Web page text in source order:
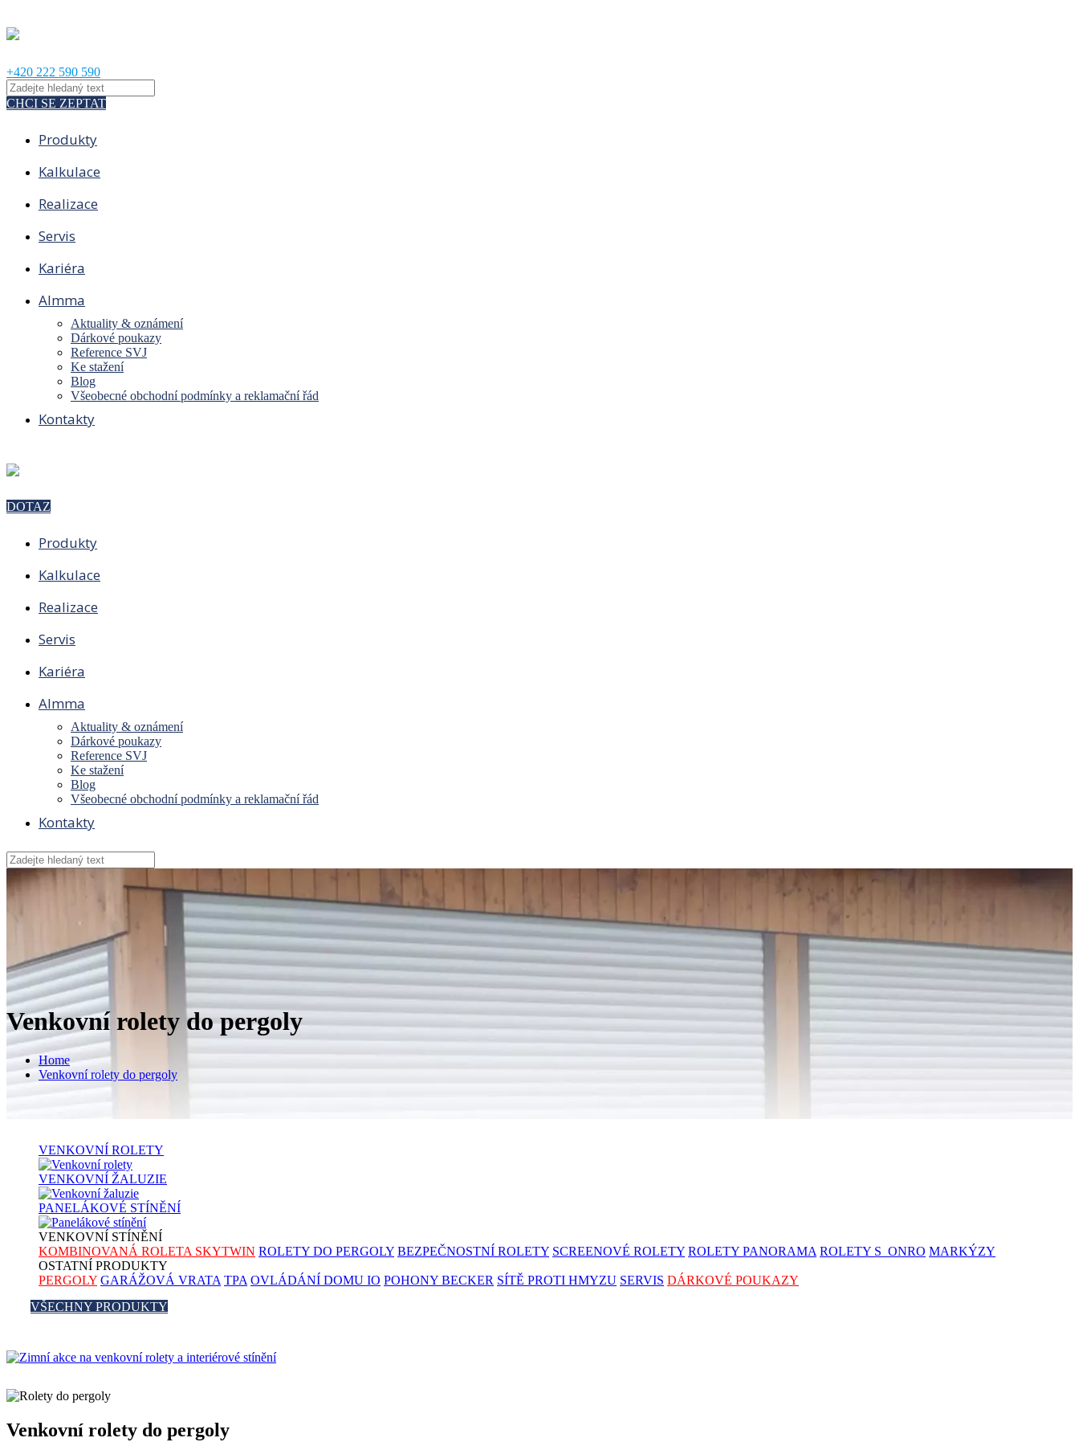
+420 222 590 590
CHCI SE ZEPTAT
Produkty
Kalkulace
Realizace
Servis
Kariéra
Almma
Aktuality & oznámení
Dárkové poukazy
Reference SVJ
Ke stažení
Blog
Všeobecné obchodní podmínky a reklamační řád
Kontakty
DOTAZ
Produkty
Kalkulace
Realizace
Servis
Kariéra
Almma
Aktuality & oznámení
Dárkové poukazy
Reference SVJ
Ke stažení
Blog
Všeobecné obchodní podmínky a reklamační řád
Kontakty
Venkovní rolety do pergoly
Home
Venkovní rolety do pergoly
VENKOVNÍ ROLETY
VENKOVNÍ ŽALUZIE
PANELÁKOVÉ STÍNĚNÍ
VENKOVNÍ STÍNĚNÍ
KOMBINOVANÁ ROLETA SKYTWIN ROLETY DO PERGOLY BEZPEČNOSTNÍ ROLETY SCREENOVÉ ROLETY ROLETY PANORAMA ROLETY S_ONRO MARKÝZY
OSTATNÍ PRODUKTY
PERGOLY GARÁŽOVÁ VRATA TPA OVLÁDÁNÍ DOMU IO POHONY BECKER SÍTĚ PROTI HMYZU SERVIS DÁRKOVÉ POUKAZY
VŠECHNY PRODUKTY
Venkovní rolety do pergoly